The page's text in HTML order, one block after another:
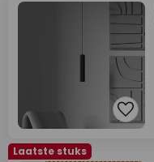
Laatste stuks